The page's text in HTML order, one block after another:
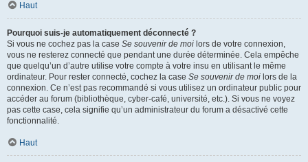
Haut
Pourquoi suis-je automatiquement déconnecté ?
Si vous ne cochez pas la case Se souvenir de moi lors de votre connexion,
vous ne resterez connecté que pendant une durée déterminée. Cela empêche
que quelqu’un d’autre utilise votre compte à votre insu en utilisant le même
ordinateur. Pour rester connecté, cochez la case Se souvenir de moi lors de la
connexion. Ce n’est pas recommandé si vous utilisez un ordinateur public pour
accéder au forum (bibliothèque, cyber-café, université, etc.). Si vous ne voyez
pas cette case, cela signifie qu’un administrateur du forum a désactivé cette
fonctionnalité.
Haut